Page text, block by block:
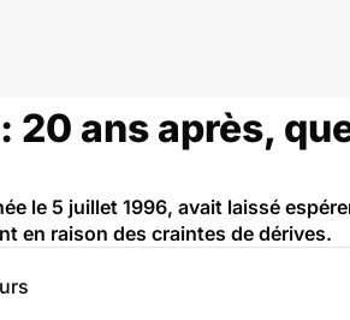
20 ans après,
le 5 juillet 1996, avait laissé
en raison des craintes de dérives.